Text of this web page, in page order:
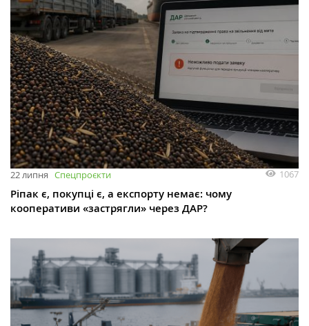
22 липня Спецпроєкти 1067
Ріпак є, покупці є, а експорту немає: чому
кооперативи «застрягли» через ДАР?